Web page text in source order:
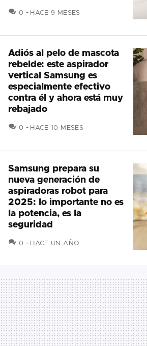
0 COMENTARIOS
HACE 9 MESES
Adiós al pelo de mascota
rebelde: este aspirador
vertical Samsung es
especialmente efectivo
contra él y ahora está muy
rebajado
0 COMENTARIOS
HACE 10 MESES
Samsung prepara su
nueva generación de
aspiradoras robot para
2025: lo importante no es
la potencia, es la
seguridad
0 COMENTARIOS
HACE UN AÑO